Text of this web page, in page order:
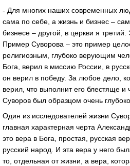
- Для многих наших современных
сама по себе, а жизнь и бизнес –
бизнесе – другой, в церкви я
Пример Суворова – это пример
религиозным, глубоко верующим
Бога, верил в миссию России, в
он верил в победу. За любое дело,
верил, что выполнит его блестяще и
Суворов был образцом очень
Один из исследователей жизни
главная характерная черта
это вера в Бога, простая, русская
русский народ. И эта вера у него
то, отдельная от жизни, а вера,